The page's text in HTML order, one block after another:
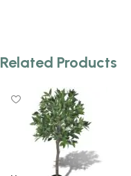
Related Products